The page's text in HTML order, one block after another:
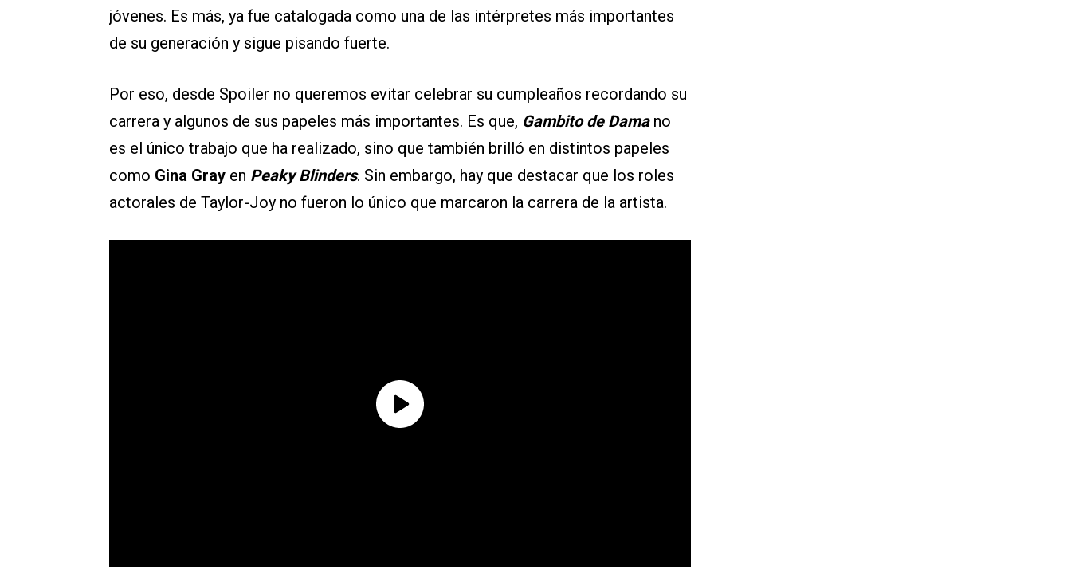
jóvenes. Es más, ya fue catalogada como una de las intérpretes más importantes
de su generación y sigue pisando fuerte.
Por eso, desde Spoiler no queremos evitar celebrar su cumpleaños recordando su
carrera y algunos de sus papeles más importantes. Es que, Gambito de Damano
es el único trabajo que ha realizado, sino que también brilló en distintos papeles
como Gina Gray en Peaky Blinders. Sin embargo, hay que destacar que los roles
actorales de Taylor-Joy no fueron lo único que marcaron la carrera de la artista.